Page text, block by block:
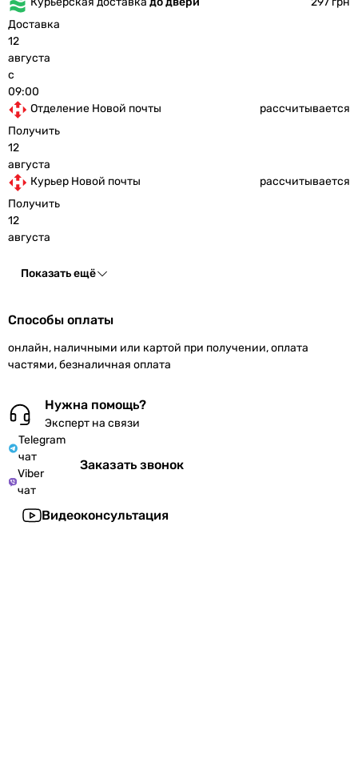
Доставка
12
августа
с
09:00
Отделение Новой почты
рассчитывается
Получить
12
августа
Курьер Новой почты
рассчитывается
Получить
12
августа
Показать ещё
Способы оплаты
онлайн, наличными или картой при получении, оплата
частями, безналичная оплата
Нужна помощь?
Эксперт на связи
Telegram
чат
Viber
чат
Заказать звонок
Видеоконсультация